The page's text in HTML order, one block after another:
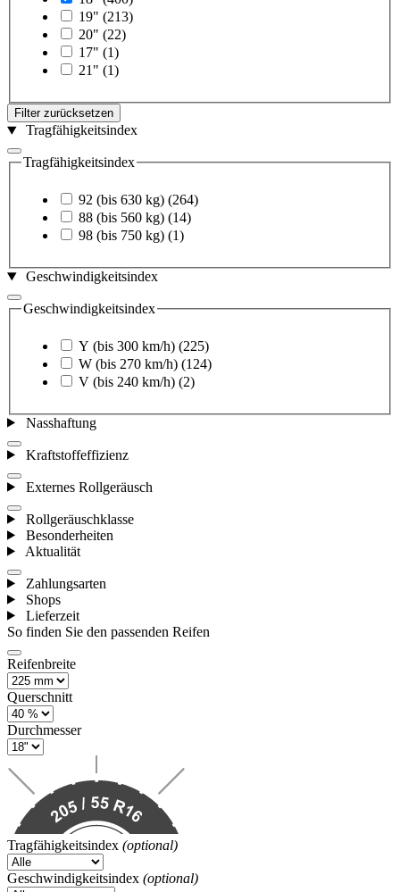
19" (213)
20" (22)
17" (1)
21" (1)
Filter zurücksetzen
Tragfähigkeitsindex
Tragfähigkeitsindex
92 (bis 630 kg) (264)
88 (bis 560 kg) (14)
98 (bis 750 kg) (1)
Geschwindigkeitsindex
Geschwindigkeitsindex
Y (bis 300 km/h) (225)
W (bis 270 km/h) (124)
V (bis 240 km/h) (2)
Nasshaftung
Kraftstoffeffizienz
Externes Rollgeräusch
Rollgeräuschklasse
Besonderheiten
Aktualität
Zahlungsarten
Shops
Lieferzeit
So finden Sie den passenden Reifen
Reifenbreite
Querschnitt
Durchmesser
Tragfähigkeitsindex (optional)
Geschwindigkeitsindex (optional)